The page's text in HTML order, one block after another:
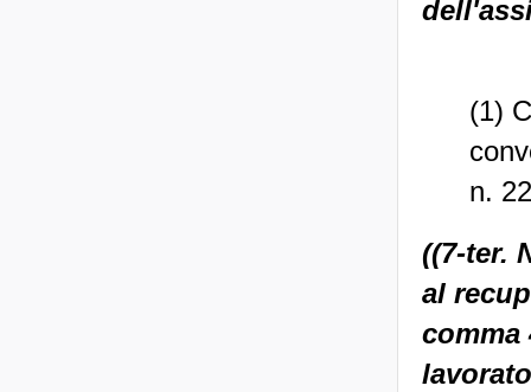
(1)
n.
((7-ter.
al
comma